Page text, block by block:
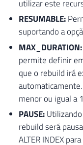
utilizar este
RESUMABLE:
suportando a
MAX_DURATION:
permite definir
que o rebuild irá
menor ou igual a
PAUSE:Utilizando
rebuild será
ALTER INDEX